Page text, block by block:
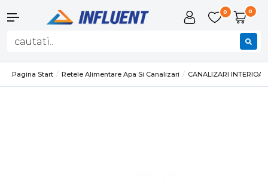
0 0
Pagina Start Retele Alimentare Apa Si Canalizari CANALIZARI